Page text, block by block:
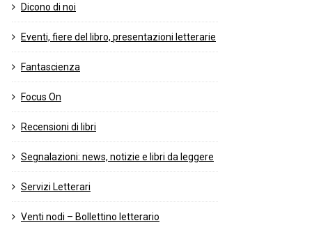
Dicono di noi
Eventi, fiere del libro, presentazioni letterarie
Fantascienza
Focus On
Recensioni di libri
Segnalazioni: news, notizie e libri da leggere
Servizi Letterari
Venti nodi – Bollettino letterario